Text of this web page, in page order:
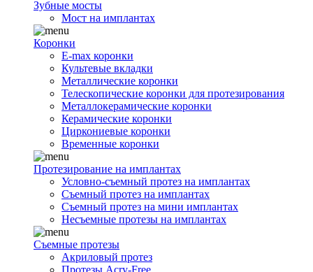
Зубные мосты
Мост на имплантах
Коронки
E-max коронки
Культевые вкладки
Металлические коронки
Телескопические коронки для протезирования
Металлокерамические коронки
Керамические коронки
Циркониевые коронки
Временные коронки
Протезирование на имплантах
Условно-съемный протез на имплантах
Съемный протез на имплантах
Съемный протез на мини имплантах
Несъемные протезы на имплантах
Съемные протезы
Акриловый протез
Протезы Acry-Free